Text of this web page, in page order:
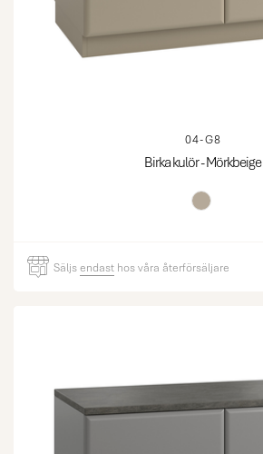
04-G8
Birka kulör - Mörkbeige
Säljsendast hos våra återförsäljare